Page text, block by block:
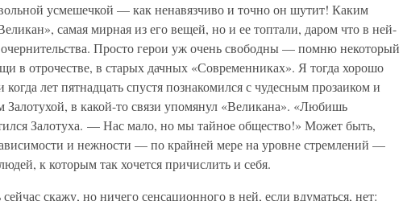
усмешечкой — как ненавязчиво и точно он шутит! Каким
самая мирная из его вещей, но и ее топтали, даром что в ней-
Просто герои уж очень свободны — помню некоторый
в отрочестве, в старых дачных «Современниках». Я тогда хорошо
лет пятнадцать спустя познакомился с чудесным прозаиком и
Залотухой, в какой-то связи упомянул «Великана». «Любишь
Залотуха. — Нас мало, но мы тайное общество!» Может быть,
и нежности — по крайней мере на уровне стремлений —
к которым так хочется причислить и себя.
скажу, но ничего сенсационного в ней, если вдуматься, нет: